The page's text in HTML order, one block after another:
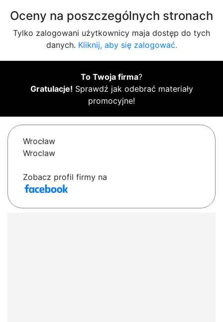
Oceny na poszczególnych stronach
Tylko zalogowani użytkownicy maja dostęp do tych
danych. Kliknij, aby się zalogować.
To Twoja firma?
Gratulacje! Sprawdź jak odebrać materiały
promocyjne!
Wrocław
Wroclaw
Zobacz profil firmy na